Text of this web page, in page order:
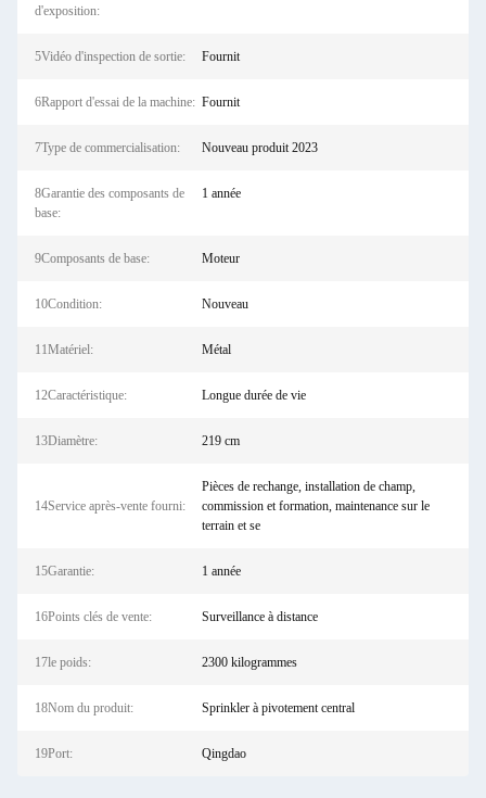
d'exposition:
5Vidéo d'inspection de sortie: Fournit
6Rapport d'essai de la machine: Fournit
7Type de commercialisation: Nouveau produit 2023
8Garantie des composants de
base:
1 année
9Composants de base: Moteur
10Condition: Nouveau
11Matériel: Métal
12Caractéristique: Longue durée de vie
13Diamètre: 219 cm
14Service après-vente fourni:
Pièces de rechange, installation de champ,
commission et formation, maintenance sur le
terrain et se
15Garantie: 1 année
16Points clés de vente: Surveillance à distance
17le poids: 2300 kilogrammes
18Nom du produit: Sprinkler à pivotement central
19Port: Qingdao